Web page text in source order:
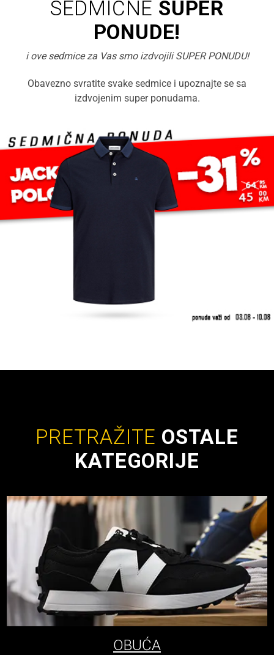
SEDMIČNE SUPER
PONUDE!
i ove sedmice za Vas smo izdvojili SUPER PONUDU!
Obavezno svratite svake sedmice i upoznajte se sa
izdvojenim super ponudama.
PRETRAŽITE OSTALE
KATEGORIJE
OBUĆA